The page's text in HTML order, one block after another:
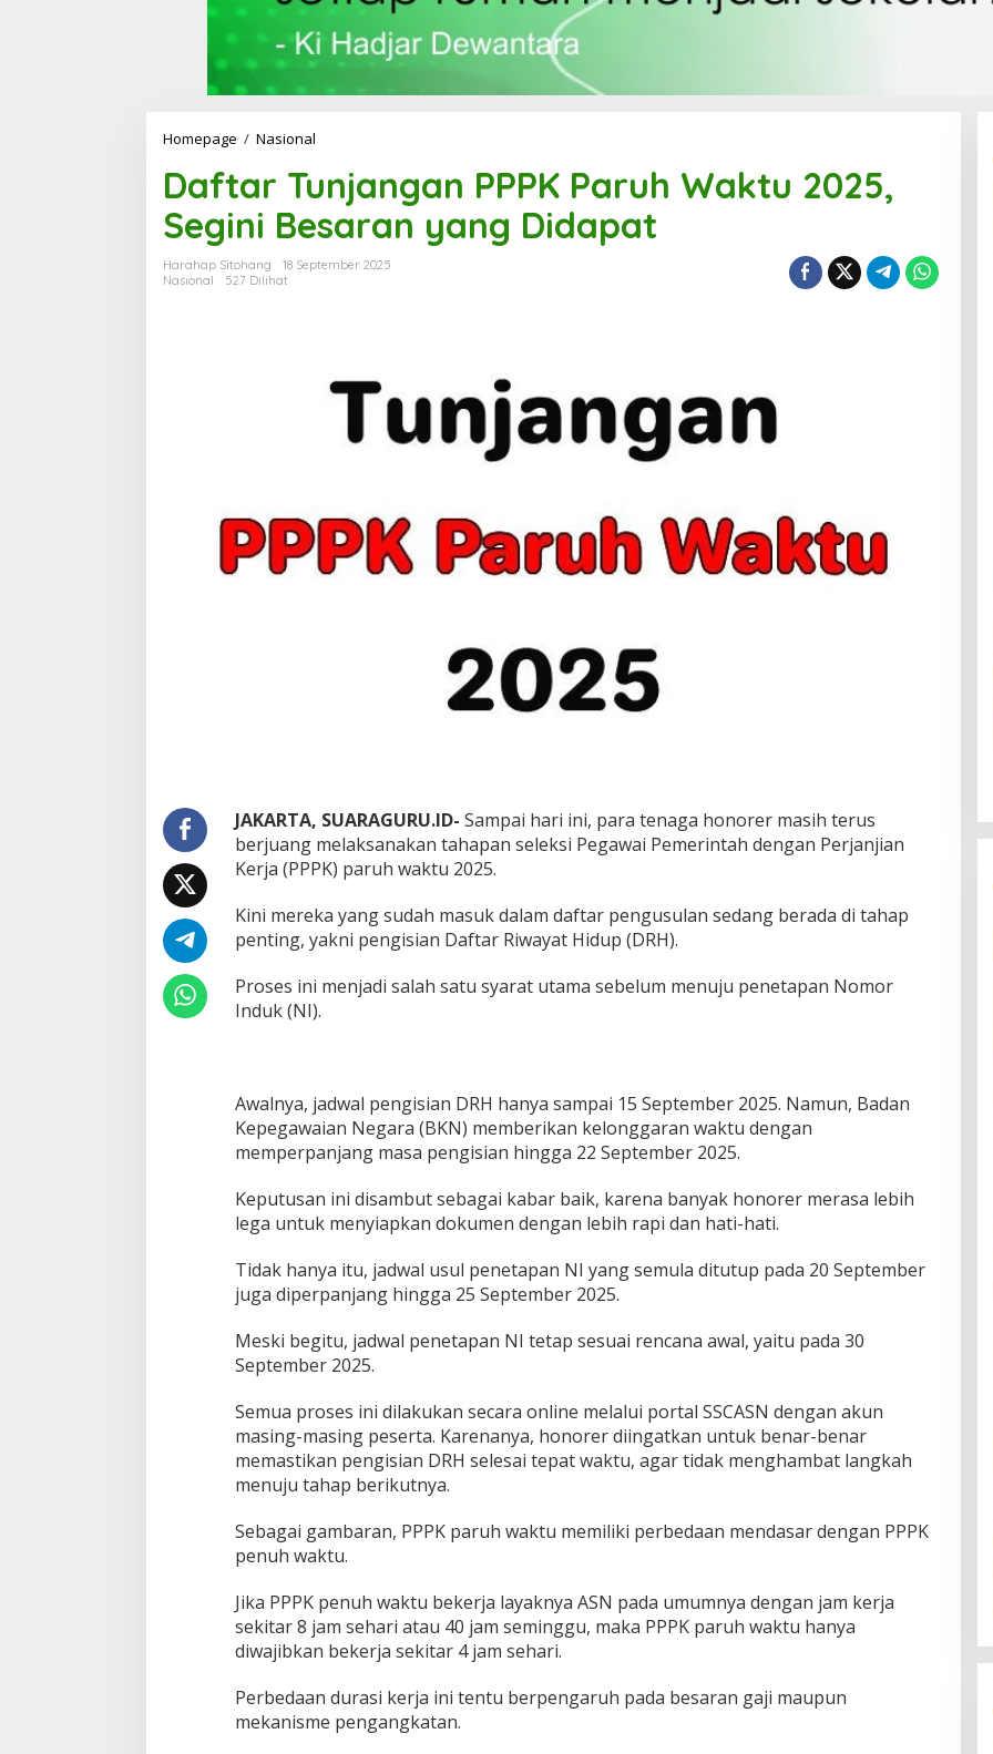
Homepage / Nasional
f
t
a
r
T
P
u
S
e
g
i
i
B
a
r
a
n
g
D
d
a
p
t
Daftar Tunjangan PPPK Paruh Waktu 2025,
Segini Besaran yang Didapat
Harahap Sitohang
18 September 2025
Nasional
527 Dilihat
JAKARTA, SUARAGURU.ID- Sampai hari ini, para tenaga honorer masih terus
berjuang melaksanakan tahapan seleksi Pegawai Pemerintah dengan Perjanjian
Kerja (PPPK) paruh waktu 2025.
Kini mereka yang sudah masuk dalam daftar pengusulan sedang berada di tahap
penting, yakni pengisian Daftar Riwayat Hidup (DRH).
Proses ini menjadi salah satu syarat utama sebelum menuju penetapan Nomor
Induk (NI).
Awalnya, jadwal pengisian DRH hanya sampai 15 September 2025. Namun, Badan
Kepegawaian Negara (BKN) memberikan kelonggaran waktu dengan
memperpanjang masa pengisian hingga 22 September 2025.
Keputusan ini disambut sebagai kabar baik, karena banyak honorer merasa lebih
lega untuk menyiapkan dokumen dengan lebih rapi dan hati-hati.
Tidak hanya itu, jadwal usul penetapan NI yang semula ditutup pada 20 September
juga diperpanjang hingga 25 September 2025.
Meski begitu, jadwal penetapan NI tetap sesuai rencana awal, yaitu pada 30
September 2025.
Semua proses ini dilakukan secara online melalui portal SSCASN dengan akun
masing-masing peserta. Karenanya, honorer diingatkan untuk benar-benar
memastikan pengisian DRH selesai tepat waktu, agar tidak menghambat langkah
menuju tahap berikutnya.
Sebagai gambaran, PPPK paruh waktu memiliki perbedaan mendasar dengan PPPK
penuh waktu.
Jika PPPK penuh waktu bekerja layaknya ASN pada umumnya dengan jam kerja
sekitar 8 jam sehari atau 40 jam seminggu, maka PPPK paruh waktu hanya
diwajibkan bekerja sekitar 4 jam sehari.
Perbedaan durasi kerja ini tentu berpengaruh pada besaran gaji maupun
mekanisme pengangkatan.